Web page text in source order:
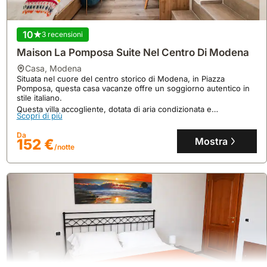
10 3 recensioni
Maison La Pomposa Suite Nel Centro Di Modena
casa, Modena
Situata nel cuore del centro storico di Modena, in Piazza
Pomposa, questa casa vacanze offre un soggiorno autentico in
stile italiano.
Questa villa accogliente, dotata di aria condizionata e
connessione internet, può ospitare fino a 3 persone con 1
Scopri di più
Da
152 €/notte Mostra